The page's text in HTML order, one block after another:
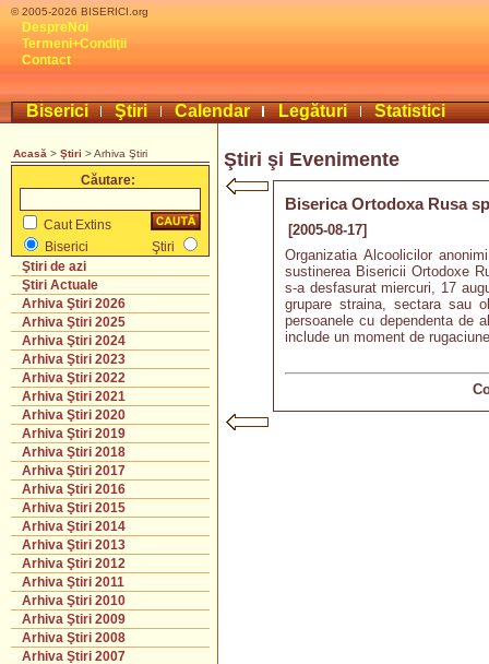
© 2005-2026 BISERICI.org
DespreNoi
Termeni+Condiţii
Contact
Biserici Ştiri Calendar Legături Statistici
Acasă > Ştiri > Arhiva Ştiri
Căutare:
Caut Extins
Biserici
Ştiri
Ştiri de azi
Ştiri Actuale
Arhiva Ştiri 2026
Arhiva Ştiri 2025
Arhiva Ştiri 2024
Arhiva Ştiri 2023
Arhiva Ştiri 2022
Arhiva Ştiri 2021
Arhiva Ştiri 2020
Arhiva Ştiri 2019
Arhiva Ştiri 2018
Arhiva Ştiri 2017
Arhiva Ştiri 2016
Arhiva Ştiri 2015
Arhiva Ştiri 2014
Arhiva Ştiri 2013
Arhiva Ştiri 2012
Arhiva Ştiri 2011
Arhiva Ştiri 2010
Arhiva Ştiri 2009
Arhiva Ştiri 2008
Arhiva Ştiri 2007
Ştiri şi Evenimente
Biserica Ortodoxa Rusa
[2005-08-17]
Organizatia Alcoolicilor
sustinerea Bisericii Ortodoxe
s-a desfasurat miercuri, 17
grupare straina, sectara sau
persoanele cu dependenta de
include un moment de